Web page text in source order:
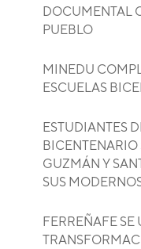
DOCUMENTAL
PUEBLO
MINEDU
ESCUELAS
ESTUDIANTES
GUZMÁN Y
SUS
FERREÑAFE SE